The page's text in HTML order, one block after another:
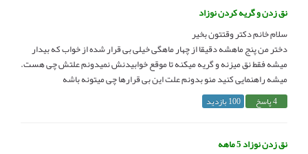
نق زدن و گریه کردن نوزاد
سلام خانم دکتر وقتتون بخیر
دختر من پنج ماهشه دقیقا از چهار ماهگی خیلی بی قرار شده از خواب که بیدار
میشه فقط نق میزنه و گریه میکنه تا موقع خوابیدنش نمیدونم علتش چی هست.
میشه راهنمایی کنید منو بدونم علت این بی قرارها چی میتونه باشه
4 پاسخ 100 بازدید
نق زدن نوزاد 5 ماهه